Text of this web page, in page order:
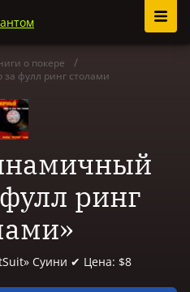
о покере
фулл ринг столами
ринг
Суини ✔ Цена: $8